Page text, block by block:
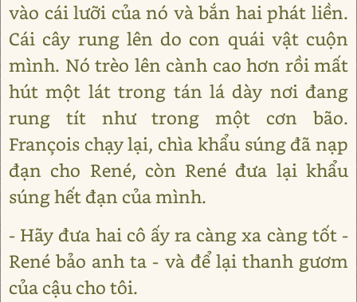
vào cái lưỡi của nó và bắn hai phát liền.
Cái cây rung lên do con quái vật cuộn
mình. Nó trèo lên cành cao hơn rồi mất
hút một lát trong tán lá dày nơi đang
rung tít như trong một cơn bão.
François chạy lại, chìa khẩu súng đã nạp
đạn cho René, còn René đưa lại khẩu
súng hết đạn của mình.
- Hãy đưa hai cô ấy ra càng xa càng tốt -
René bảo anh ta - và để lại thanh gươm
của cậu cho tôi.